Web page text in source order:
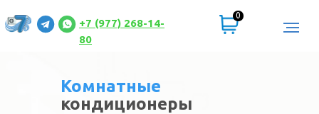
+7 (977) 268-14-
80
0
Комнатные
кондиционеры